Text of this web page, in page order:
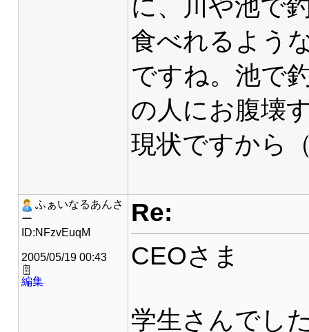
に、川や池で
食べれるよう
ですね。池で
の人にお腹壊
現状ですから
ふぁいなるあんさ
ー
ID:NFzvEuqM
2005/05/19 00:43
編集
Re:
CEOさま
学生さんでし